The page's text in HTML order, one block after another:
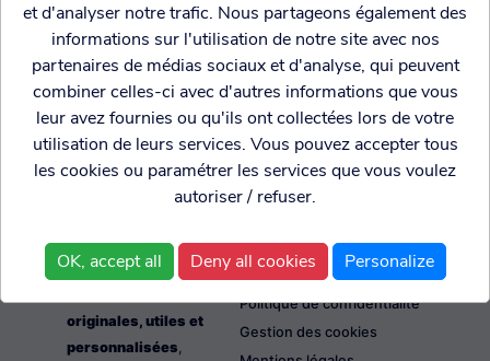
boutique
spécialisée dans
originales, utiles et
personnalisées,
Conditions générales de
Politique de confidentialité
Gestion des cookies
et d'analyser notre trafic. Nous partageons également des
informations sur l'utilisation de notre site avec nos
partenaires de médias sociaux et d'analyse, qui peuvent
combiner celles-ci avec d'autres informations que vous
leur avez fournies ou qu'ils ont collectées lors de votre
utilisation de leurs services. Vous pouvez accepter tous
les cookies ou paramétrer les services que vous voulez
autoriser / refuser.
OK, accept all Deny all cookies Personalize